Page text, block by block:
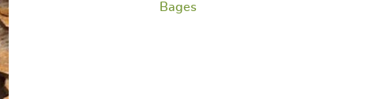
Bages